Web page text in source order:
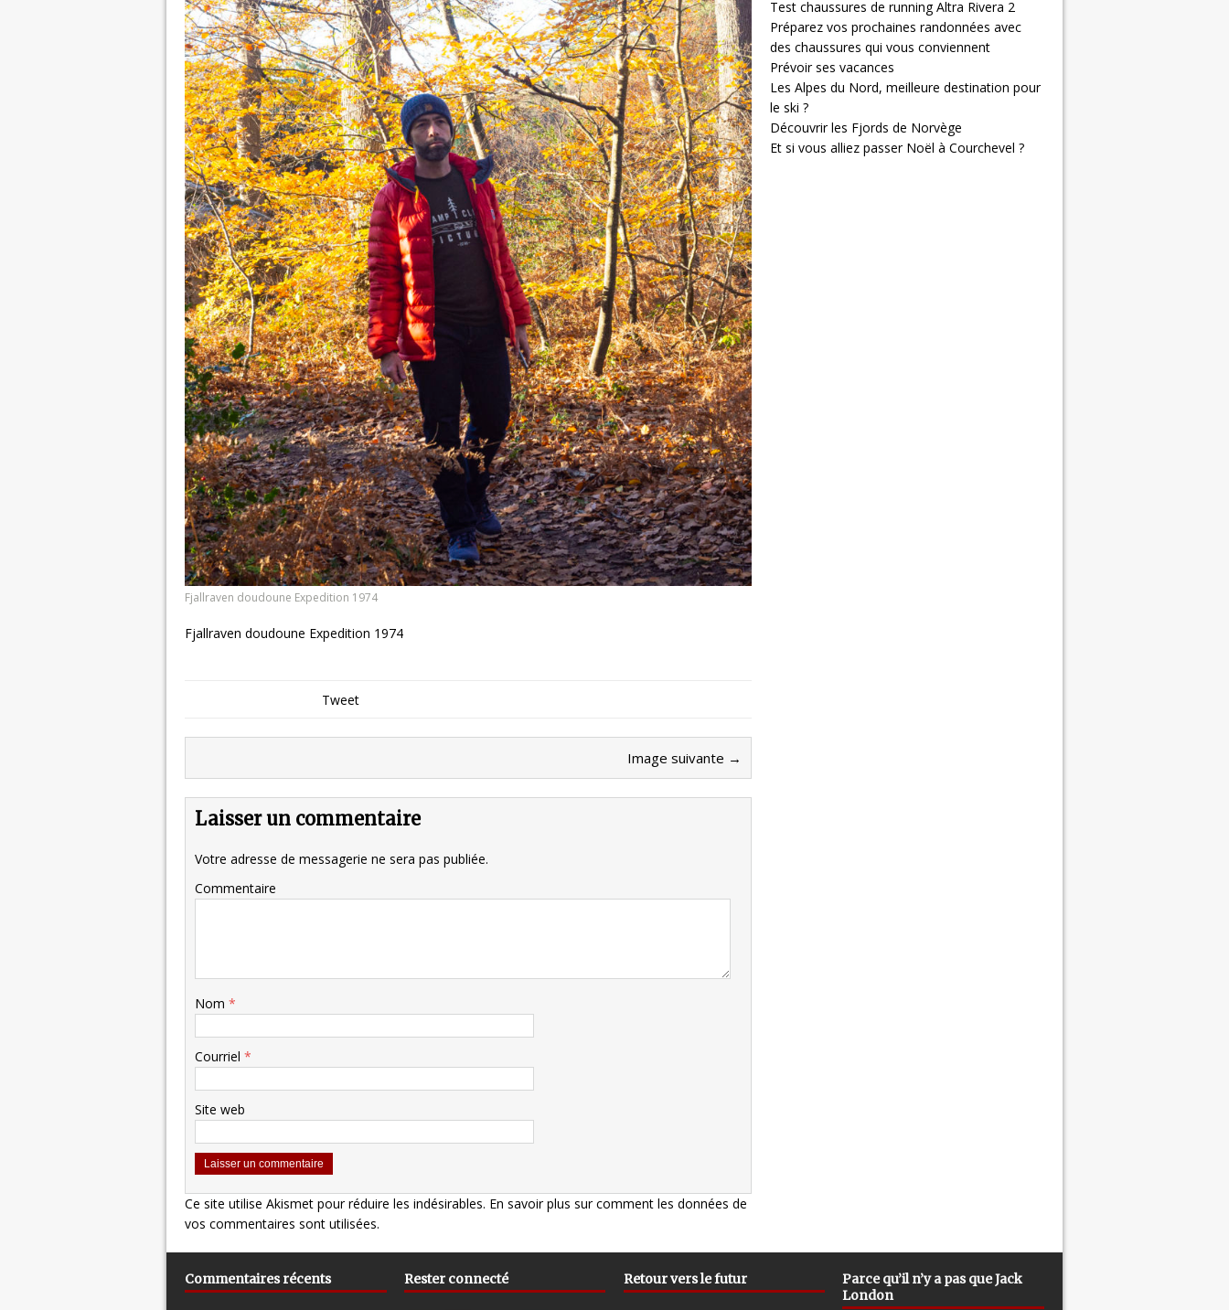
Fjallraven doudoune Expedition 1974
Fjallraven doudoune Expedition 1974
Tweet
Image suivante →
Laisser un commentaire
Votre adresse de messagerie ne sera pas publiée.
Commentaire
Nom *
Courriel *
Site web
Ce site utilise Akismet pour réduire les indésirables. En savoir plus sur comment les données de
vos commentaires sont utilisées.
Test chaussures de running Altra Rivera 2
Préparez vos prochaines randonnées avec
des chaussures qui vous conviennent
Prévoir ses vacances
Les Alpes du Nord, meilleure destination pour
le ski ?
Découvrir les Fjords de Norvège
Et si vous alliez passer Noël à Courchevel ?
Commentaires récents Rester connecté Retour vers le futur
Parce qu’il n’y a pas que Jack
London